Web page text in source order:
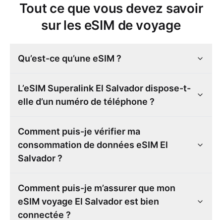
Tout ce que vous devez savoir
sur les eSIM de voyage
Qu’est-ce qu’une eSIM ?
L’eSIM Superalink El Salvador dispose-t-
elle d’un numéro de téléphone ?
Comment puis-je vérifier ma
consommation de données eSIM El
Salvador ?
Comment puis-je m’assurer que mon
eSIM voyage El Salvador est bien
connectée ?